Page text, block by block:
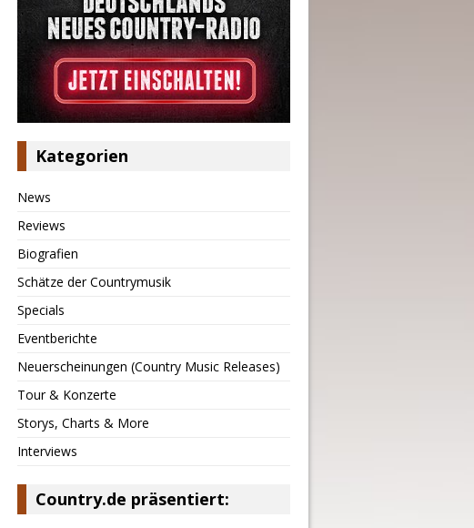
Kategorien
News
Reviews
Biografien
Schätze der Countrymusik
Specials
Eventberichte
Neuerscheinungen (Country Music Releases)
Tour & Konzerte
Storys, Charts & More
Interviews
Country.de präsentiert: